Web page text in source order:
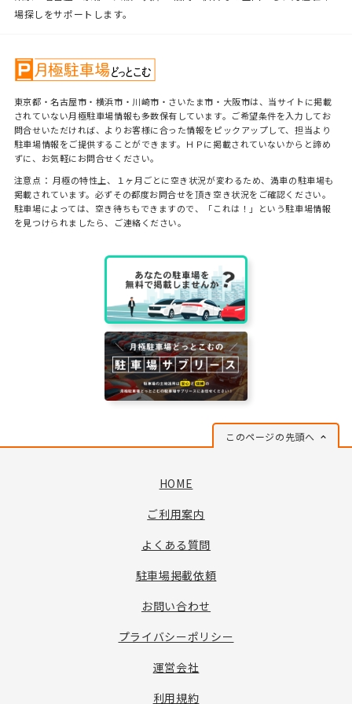
場探しをサポートします。
東京都・名古屋市・横浜市・川崎市・さいたま市・大阪市は、当サイトに掲載
されていない月極駐車場情報も多数保有しています。ご希望条件を入力してお
問合せいただければ、よりお客様に合った情報をピックアップして、担当より
駐車場情報をご提供することができます。ＨＰに掲載されていないからと諦め
ずに、お気軽にお問合せください。
注意点： 月極の特性上、１ヶ月ごとに空き状況が変わるため、満車の駐車場も
掲載されています。必ずその都度お問合せを頂き空き状況をご確認ください。
駐車場によっては、空き待ちもできますので、「これは！」という駐車場情報
を見つけられましたら、ご連絡ください。
このページの先頭へ
HOME
ご利用案内
よくある質問
駐車場掲載依頼
お問い合わせ
プライバシーポリシー
運営会社
利用規約